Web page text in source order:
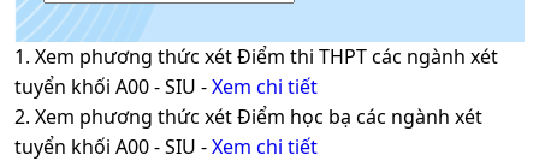
1. Xem phương thức xétĐiểm thi THPTcác ngành xét
tuyển khối A00-SIU -Xem chi tiết
2. Xem phương thức xétĐiểm học bạ các ngành xét
tuyển khối A00-SIU -Xem chi tiết